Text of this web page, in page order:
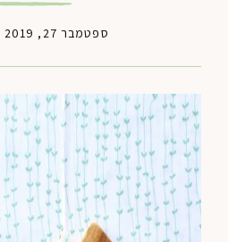
ספטמבר 27, 2019